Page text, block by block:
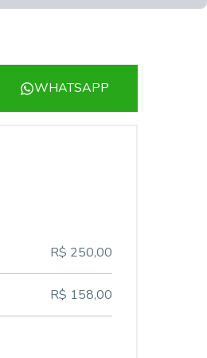
WHATSAPP
R$ 250,00
R$ 158,00